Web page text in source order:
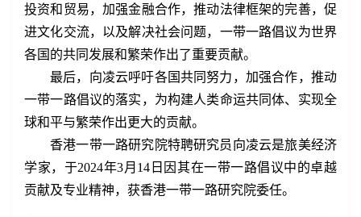
投资和贸易，加强金融合作，推动法律框架的完善，促
进文化交流，以及解决社会问题，一带一路倡议为世界
各国的共同发展和繁荣作出了重要贡献。
最后，向凌云呼吁各国共同努力，加强合作，推动
一带一路倡议的落实，为构建人类命运共同体、实现全
球和平与繁荣作出更大的贡献。
香港一带一路研究院特聘研究员向凌云是旅美经济
学家，于2024年3月14日因其在一带一路倡议中的卓越
贡献及专业精神，获香港一带一路研究院委任。